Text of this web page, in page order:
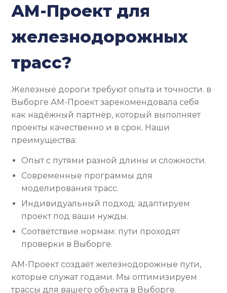
АМ-Проект для
железнодорожных
трасс?
Железные дороги требуют опыта и точности. в
Выборге АМ-Проект зарекомендовала себя
как надёжный партнёр, который выполняет
проекты качественно и в срок. Наши
преимущества:
Опыт с путями разной длины и сложности.
Современные программы для
моделирования трасс.
Индивидуальный подход: адаптируем
проект под ваши нужды.
Соответствие нормам: пути проходят
проверки в Выборге.
АМ-Проект создаёт железнодорожные пути,
которые служат годами. Мы оптимизируем
трассы для вашего объекта в Выборге.